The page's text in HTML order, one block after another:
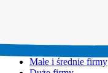
Małe i średnie firmy